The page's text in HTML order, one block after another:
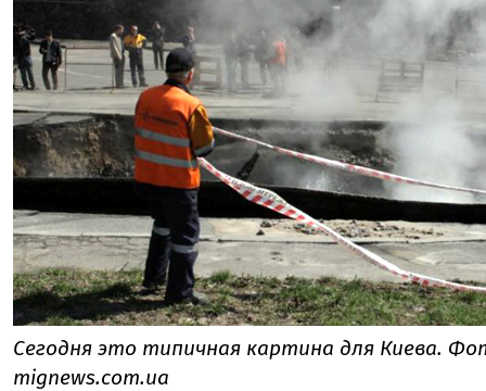
Сегодня это типичная картина для Киева.
mignews.com.ua